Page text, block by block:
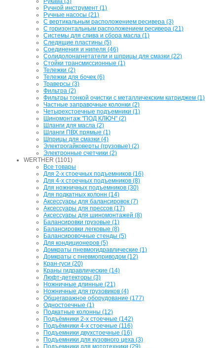
Ручной инструмент (1)
Ручные насосы (21)
С вертикальным расположением ресивера (3)
С горизонтальным расположением ресивера (21)
Системы для слива и сбора масла (1)
Следящие пластины (5)
Соединения и нипеля (46)
Солидолонагнетатели и шприцы для смазки (22)
Стойки трансмиссионные (1)
Тележки (2)
Тележки для бочек (6)
Траверсы (3)
Фильтра (2)
Фильтры тонкой очистки с металличекским катриджем (1)
Частные заправочные колонки (2)
Четырехстоечные подъемники (1)
Шиномонтаж "ПОД КЛЮЧ" (2)
Шланги для масла (2)
Шланги ПВХ прямые (1)
Шприцы для смазки (4)
Электрогайковерты (грузовые) (2)
Электронные счетчики (2)
WERTHER (1101)
Все товары
Для 2-х стоечных подъемников (16)
Для 4-х стоечных подъемников (8)
Для ножничных подъемников (30)
Для подкатных колонн (14)
Аксессуары для балансировок (7)
Аксессуары для прессов (17)
Аксессуары для шиномонтажей (8)
Балансировки грузовые (1)
Балансировки легковые (8)
Балансировочные стенды (5)
Для кондиционеров (5)
Домкраты пневмогидравлические (1)
Домкраты с пневмоприводом (12)
Кран-гуси (20)
Краны гидравлические (14)
Люфт-детекторы (3)
Ножничные длинные (21)
Ножничные для грузовиков (4)
Общегаражное оборудование (177)
Одностоечные (1)
Подкатные колонны (12)
Подъёмники 2-х стоечные (142)
Подъёмники 4-х стоечные (116)
Подъемники двухстоечные (16)
Подъемники для кузовного цеха (3)
Подъемники для мототехники (29)